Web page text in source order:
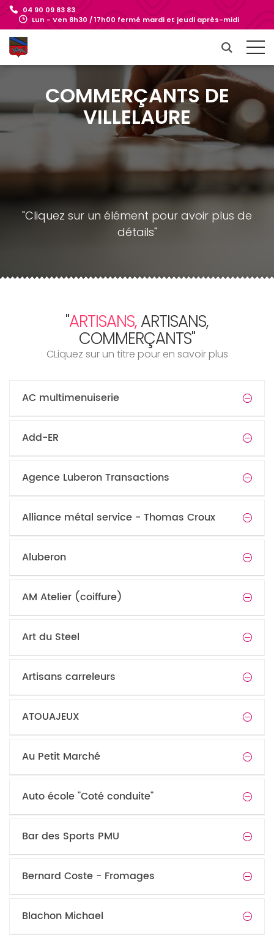
04 90 09 83 83
Lun - Ven 8h30 / 17h00 fermé mardi et jeudi après-midi
COMMERÇANTS DE
VILLELAURE
"Cliquez sur un élément pour avoir plus de
détails"
"ARTISANS,ARTISANS,
COMMERÇANTS"
CLiquez sur un titre pour en savoir plus
AC multimenuiserie
Add-ER
Agence Luberon Transactions
Alliance métal service - Thomas Croux
Aluberon
AM Atelier (coiffure)
Art du Steel
Artisans carreleurs
ATOUAJEUX
Au Petit Marché
Auto école "Coté conduite"
Bar des Sports PMU
Bernard Coste - Fromages
Blachon Michael